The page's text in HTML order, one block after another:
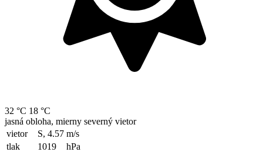
32 °C 18 °C
jasná obloha, mierny severný vietor
vietor
S, 4.57 m/s
tlak
1019
hPa